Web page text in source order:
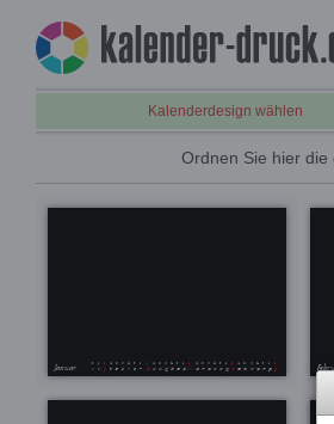
Kalenderdesign wählen
Ordnen Sie hier